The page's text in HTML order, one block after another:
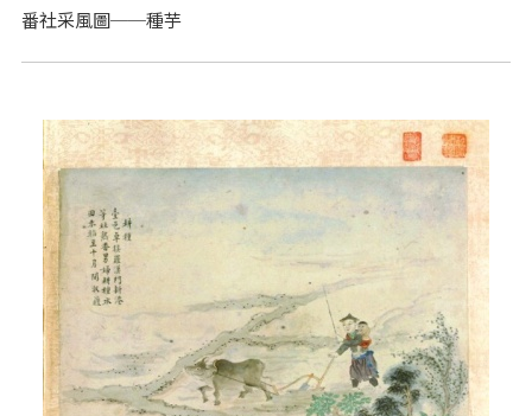
番社采風圖──種芋